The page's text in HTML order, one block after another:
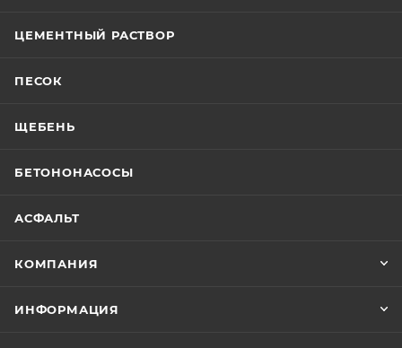
ЦЕМЕНТНЫЙ РАСТВОР
ПЕСОК
ЩЕБЕНЬ
БЕТОНОНАСОСЫ
АСФАЛЬТ
КОМПАНИЯ
ИНФОРМАЦИЯ